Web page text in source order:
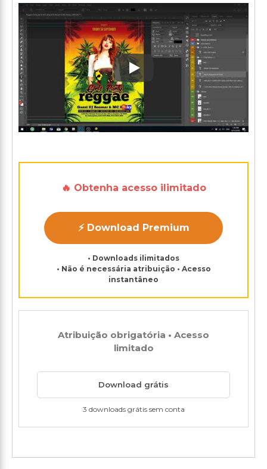
Play: Keynote (Google I/O
🔥 Obtenha acesso ilimitado
⚡ Download Premium
• Downloads ilimitados
• Não é necessária atribuição • Acesso
instantâneo
Atribuição obrigatória • Acesso
limitado
Download grátis
3 downloads grátis sem conta